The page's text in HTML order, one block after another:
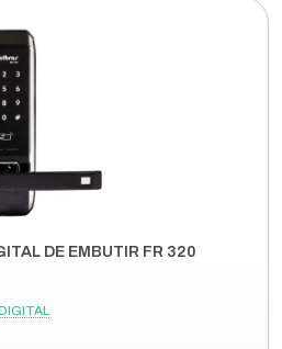
DE EMBUTIR FR 320